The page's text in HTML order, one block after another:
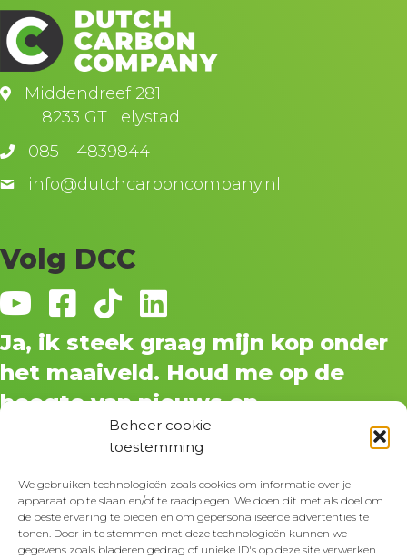
Beheer cookie
toestemming
We gebruiken technologieën zoals cookies om informatie over je
apparaat op te slaan en/of te raadplegen. We doen dit met als doel om
de beste ervaring te bieden en om gepersonaliseerde advertenties te
tonen. Door in te stemmen met deze technologieën kunnen we
gegevens zoals bladeren gedrag of unieke ID's op deze site verwerken.
Middendreef 281
8233 GT Lelystad
085 – 4839844
info@dutchcarboncompany.nl
Volg DCC
Ja, ik steek graag mijn kop onder
het maaiveld. Houd me op de
hoogte van nieuws en
ontwikkelingen.